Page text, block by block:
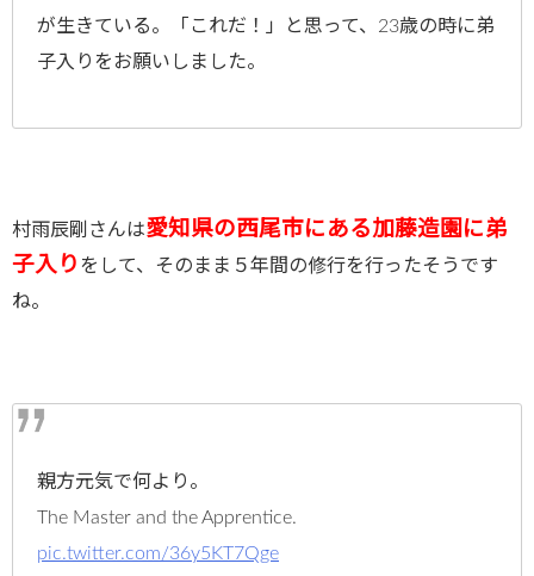
が生きている。「これだ！」と思って、23歳の時に弟
子入りをお願いしました。
村雨辰剛さんは愛知県の西尾市にある加藤造園に弟
子入り をして、そのまま５年間の修行を行ったそうです
ね。
親方元気で何より。
The Master and the Apprentice.
pic.twitter.com/36y5KT7Qge